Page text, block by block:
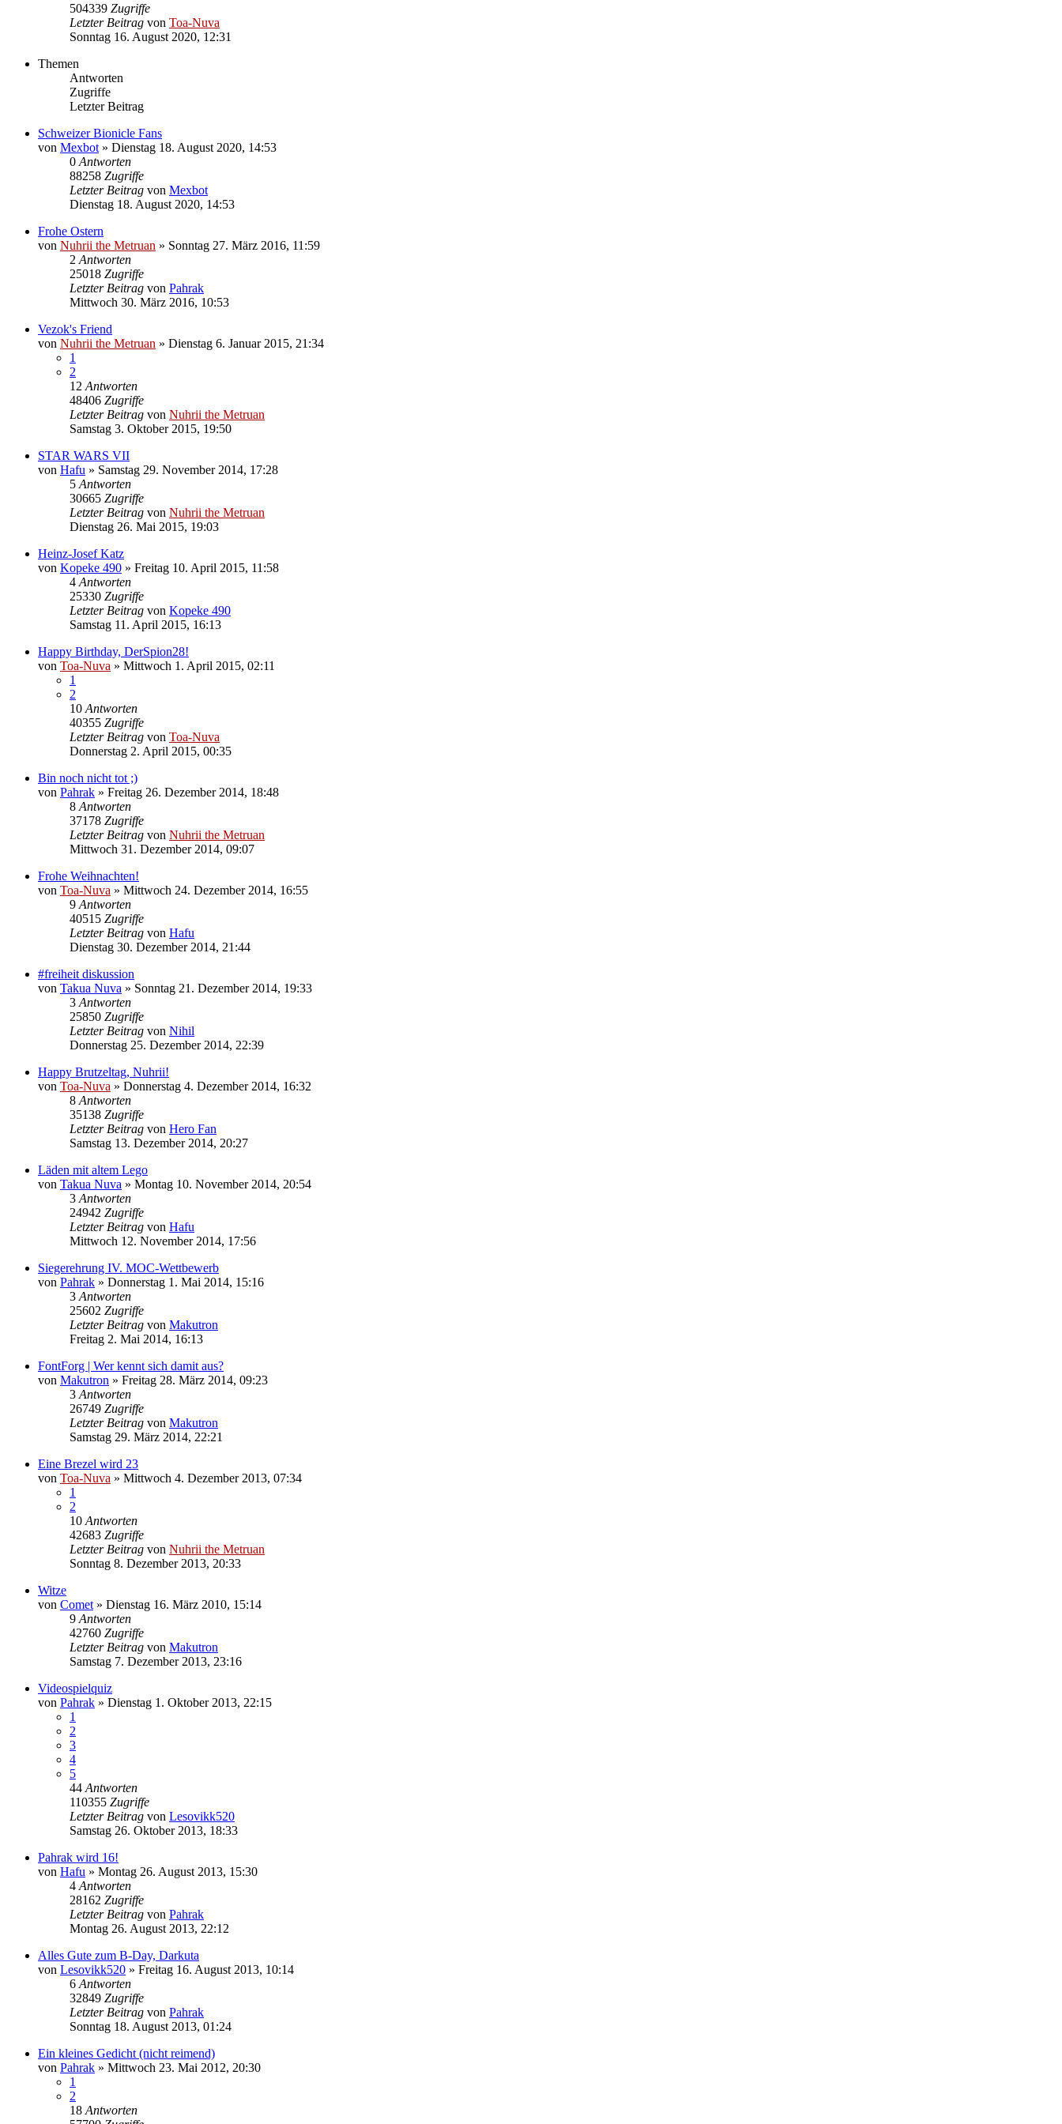
504339 Zugriffe
Letzter Beitrag von Toa-Nuva
Sonntag 16. August 2020, 12:31
Themen
Antworten
Zugriffe
Letzter Beitrag
Schweizer Bionicle Fans
von Mexbot » Dienstag 18. August 2020, 14:53
0 Antworten
88258 Zugriffe
Letzter Beitrag von Mexbot
Dienstag 18. August 2020, 14:53
Frohe Ostern
von Nuhrii the Metruan » Sonntag 27. März 2016, 11:59
2 Antworten
25018 Zugriffe
Letzter Beitrag von Pahrak
Mittwoch 30. März 2016, 10:53
Vezok's Friend
von Nuhrii the Metruan » Dienstag 6. Januar 2015, 21:34
1
2
12 Antworten
48406 Zugriffe
Letzter Beitrag von Nuhrii the Metruan
Samstag 3. Oktober 2015, 19:50
STAR WARS VII
von Hafu » Samstag 29. November 2014, 17:28
5 Antworten
30665 Zugriffe
Letzter Beitrag von Nuhrii the Metruan
Dienstag 26. Mai 2015, 19:03
Heinz-Josef Katz
von Kopeke 490 » Freitag 10. April 2015, 11:58
4 Antworten
25330 Zugriffe
Letzter Beitrag von Kopeke 490
Samstag 11. April 2015, 16:13
Happy Birthday, DerSpion28!
von Toa-Nuva » Mittwoch 1. April 2015, 02:11
1
2
10 Antworten
40355 Zugriffe
Letzter Beitrag von Toa-Nuva
Donnerstag 2. April 2015, 00:35
Bin noch nicht tot ;)
von Pahrak » Freitag 26. Dezember 2014, 18:48
8 Antworten
37178 Zugriffe
Letzter Beitrag von Nuhrii the Metruan
Mittwoch 31. Dezember 2014, 09:07
Frohe Weihnachten!
von Toa-Nuva » Mittwoch 24. Dezember 2014, 16:55
9 Antworten
40515 Zugriffe
Letzter Beitrag von Hafu
Dienstag 30. Dezember 2014, 21:44
#freiheit diskussion
von Takua Nuva » Sonntag 21. Dezember 2014, 19:33
3 Antworten
25850 Zugriffe
Letzter Beitrag von Nihil
Donnerstag 25. Dezember 2014, 22:39
Happy Brutzeltag, Nuhrii!
von Toa-Nuva » Donnerstag 4. Dezember 2014, 16:32
8 Antworten
35138 Zugriffe
Letzter Beitrag von Hero Fan
Samstag 13. Dezember 2014, 20:27
Läden mit altem Lego
von Takua Nuva » Montag 10. November 2014, 20:54
3 Antworten
24942 Zugriffe
Letzter Beitrag von Hafu
Mittwoch 12. November 2014, 17:56
Siegerehrung IV. MOC-Wettbewerb
von Pahrak » Donnerstag 1. Mai 2014, 15:16
3 Antworten
25602 Zugriffe
Letzter Beitrag von Makutron
Freitag 2. Mai 2014, 16:13
FontForg | Wer kennt sich damit aus?
von Makutron » Freitag 28. März 2014, 09:23
3 Antworten
26749 Zugriffe
Letzter Beitrag von Makutron
Samstag 29. März 2014, 22:21
Eine Brezel wird 23
von Toa-Nuva » Mittwoch 4. Dezember 2013, 07:34
1
2
10 Antworten
42683 Zugriffe
Letzter Beitrag von Nuhrii the Metruan
Sonntag 8. Dezember 2013, 20:33
Witze
von Comet » Dienstag 16. März 2010, 15:14
9 Antworten
42760 Zugriffe
Letzter Beitrag von Makutron
Samstag 7. Dezember 2013, 23:16
Videospielquiz
von Pahrak » Dienstag 1. Oktober 2013, 22:15
1
2
3
4
5
44 Antworten
110355 Zugriffe
Letzter Beitrag von Lesovikk520
Samstag 26. Oktober 2013, 18:33
Pahrak wird 16!
von Hafu » Montag 26. August 2013, 15:30
4 Antworten
28162 Zugriffe
Letzter Beitrag von Pahrak
Montag 26. August 2013, 22:12
Alles Gute zum B-Day, Darkuta
von Lesovikk520 » Freitag 16. August 2013, 10:14
6 Antworten
32849 Zugriffe
Letzter Beitrag von Pahrak
Sonntag 18. August 2013, 01:24
Ein kleines Gedicht (nicht reimend)
von Pahrak » Mittwoch 23. Mai 2012, 20:30
1
2
18 Antworten